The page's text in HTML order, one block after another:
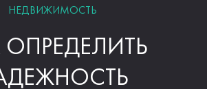
НЕДВИЖИМОСТЬ
ОПРЕДЕЛИТЬ